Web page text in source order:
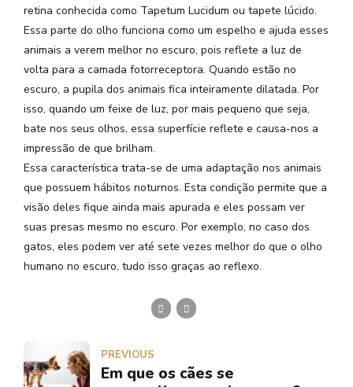
retina conhecida como Tapetum Lucidum ou tapete lúcido.
Essa parte do olho funciona como um espelho e ajuda esses
animais a verem melhor no escuro, pois reflete a luz de
volta para a camada fotorreceptora. Quando estão no
escuro, a pupila dos animais fica inteiramente dilatada. Por
isso, quando um feixe de luz, por mais pequeno que seja,
bate nos seus olhos, essa superfície reflete e causa-nos a
impressão de que brilham.
Essa característica trata-se de uma adaptação nos animais
que possuem hábitos noturnos. Esta condição permite que a
visão deles fique ainda mais apurada e eles possam ver
suas presas mesmo no escuro. Por exemplo, no caso dos
gatos, eles podem ver até sete vezes melhor do que o olho
humano no escuro, tudo isso graças ao reflexo.
PREVIOUS
Em que os cães se